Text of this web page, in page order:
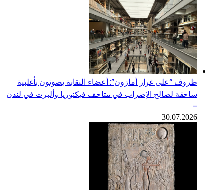
ظروف “على غرار أمازون”: أعضاء النقابة يصوتون بأغلبية
ساحقة لصالح الإضراب في متاحف فيكتوريا وألبرت في لندن
–
30.07.2026